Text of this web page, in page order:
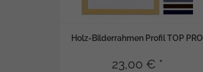
Holz-Bilderrahmen Profil TOP PRO
23,00 € *